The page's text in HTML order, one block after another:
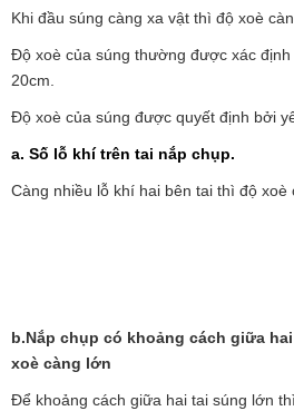
Khi đầu súng càng xa vật thì độ xoè
Độ xoè của súng thường được xác
20cm.
Độ xoè của súng được quyết định bởi
a. Số lỗ khí trên tai nắp chụp.
Càng nhiều lỗ khí hai bên tai thì độ xoè
b.Nắp chụp có khoảng cách giữa
xoè càng lớn
Để khoảng cách giữa hai tai súng lớn